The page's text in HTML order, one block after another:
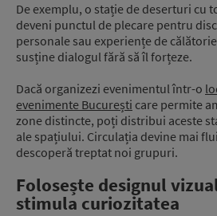
De exemplu, o stație de deserturi cu
deveni punctul de plecare pentru
personale sau experiențe de
susține dialogul fără să îl forțeze.
Dacă organizezi evenimentul într-o
evenimente București care permite
zone distincte, poți distribui aceste
ale spațiului. Circulația devine mai
descoperă treptat noi grupuri.
Folosește designul
stimula curiozitatea